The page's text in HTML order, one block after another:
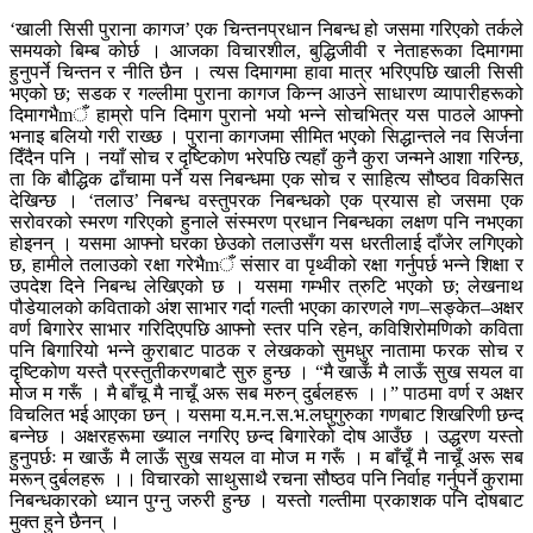
‘खाली सिसी पुराना कागज’ एक चिन्तनप्रधान निबन्ध हो जसमा गरिएको तर्कले
समयको बिम्ब कोर्छ । आजका विचारशील, बुद्धिजीवी र नेताहरूका दिमागमा
हुनुपर्ने चिन्तन र नीति छैन । त्यस दिमागमा हावा मात्र भरिएपछि खाली सिसी
भएको छ; सडक र गल्लीमा पुराना कागज किन्न आउने साधारण व्यापारीहरूको
दिमागभैmँ हाम्रो पनि दिमाग पुरानो भयो भन्ने सोचभित्र यस पाठले आफ्नो
भनाइ बलियो गरी राख्छ । पुराना कागजमा सीमित भएको सिद्धान्तले नव सिर्जना
दिँदैन पनि । नयाँ सोच र दृष्टिकोण भरेपछि त्यहाँ कुनै कुरा जन्मने आशा गरिन्छ,
ता कि बौद्धिक ढाँचामा पर्ने यस निबन्धमा एक सोच र साहित्य सौष्ठव विकसित
देखिन्छ । ‘तलाउ’ निबन्ध वस्तुपरक निबन्धको एक प्रयास हो जसमा एक
सरोवरको स्मरण गरिएको हुनाले संस्मरण प्रधान निबन्धका लक्षण पनि नभएका
होइनन् । यसमा आफ्नो घरका छेउको तलाउसँग यस धरतीलाई दाँजेर लगिएको
छ, हामीले तलाउको रक्षा गरेभैmँ संसार वा पृथ्वीको रक्षा गर्नुपर्छ भन्ने शिक्षा र
उपदेश दिने निबन्ध लेखिएको छ । यसमा गम्भीर त्रुटि भएको छ; लेखनाथ
पौडेयालको कविताको अंश साभार गर्दा गल्ती भएका कारणले गण–सङ्केत–अक्षर
वर्ण बिगारेर साभार गरिदिएपछि आफ्नो स्तर पनि रहेन, कविशिरोमणिको कविता
पनि बिगारियो भन्ने कुराबाट पाठक र लेखकको सुमधुर नातामा फरक सोच र
दृष्टिकोण यस्तै प्रस्तुतीकरणबाटै सुरु हुन्छ । “मै खाऊँ मै लाऊँ सुख सयल वा
मोज म गरूँ । मै बाँचू मै नाचूँ अरू सब मरुन् दुर्बलहरू ।।” पाठमा वर्ण र अक्षर
विचलित भई आएका छन् । यसमा य.म.न.स.भ.लघुगुरुका गणबाट शिखरिणी छन्द
बन्नेछ । अक्षरहरूमा ख्याल नगरिए छन्द बिगारेको दोष आउँछ । उद्धरण यस्तो
हुनुपर्छः म खाऊँ मै लाऊँ सुख सयल वा मोज म गरूँ । म बाँचूँ मै नाचूँ अरू सब
मरून् दुर्बलहरू ।। विचारको साथुसाथै रचना सौष्ठव पनि निर्वाह गर्नुपर्ने कुरामा
निबन्धकारको ध्यान पुग्नु जरुरी हुन्छ । यस्तो गल्तीमा प्रकाशक पनि दोषबाट
मुक्त हुने छैनन् ।